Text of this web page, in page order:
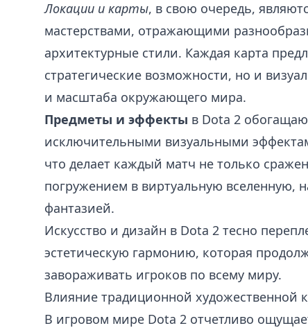
Локации и карты, в свою очередь,
мастерствами, отражающими
архитектурные стили. Каждая карта
стратегические возможности, но и
и масштаба окружающего мира.
Предметы и эффекты в Dota 2
исключительными визуальными
что делает каждый матч не только
погружением в виртуальную вселенную,
фантазией.
Искусство и дизайн в Dota 2 тесно
эстетическую гармонию, которая
завораживать игроков по всему миру.
Влияние традиционной художественной
В игровом мире Dota 2 отчетливо